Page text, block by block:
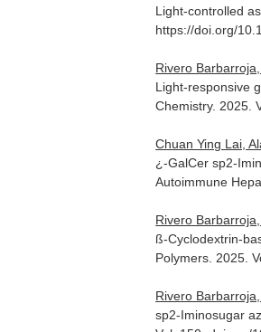
Light-controlled
https://doi.org/
Rivero
Light-responsive
Chemistry. 2025.
Chuan Ying Lai,
¿-GalCer sp2-
Autoimmune
Rivero
ß-Cyclodextrin-
Polymers . 2025.
Rivero
sp2-Iminosugar